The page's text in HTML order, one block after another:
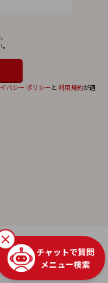
バシー ポリシー と 利用規約が適
チャットで質問
メニュー検索